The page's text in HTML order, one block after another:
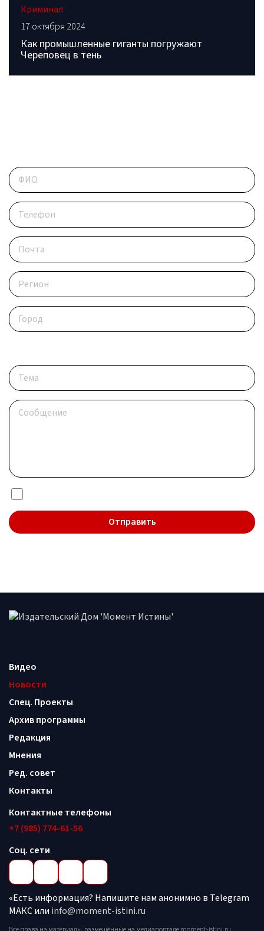
Криминал
17 октября 2024
Как промышленные гиганты погружают
Череповец в тень
Видео
Новости
Спец. Проекты
Архив программы
Редакция
Мнения
Ред. совет
Контакты
Контактные телефоны
+7 (985) 774-61-56
Соц. сети
«Есть информация? Напишите нам анонимно в Telegram
МАКС или info@moment-istini.ru